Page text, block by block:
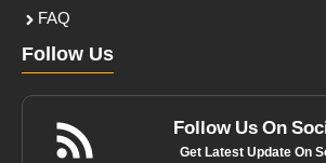
FAQ
Follow Us
Follow Us On
Get Latest Update On